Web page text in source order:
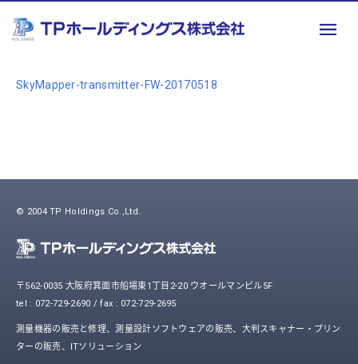
SkyMapper-transmitter-FW-20170518
© 2004 TP Holdings Co.,Ltd.
〒562-0035 大阪府箕面市船場東1丁目2-20 ウオールマンビル5F
tel : 072-729-2690 / fax : 072-729-2695
測量機器の販売と修理、測量設計ソフトウェアの販売、大判スキャナー・プリン
ターの販売、ITソリューション